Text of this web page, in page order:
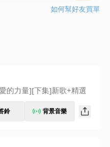
如何幫好友買單
的力量][下集]新歌+精選
鈴 背景音樂